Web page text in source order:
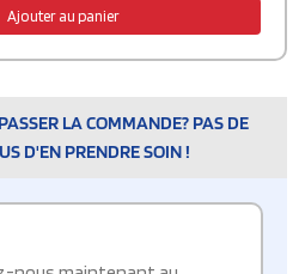
Ajouter au panier
LA COMMANDE? PAS DE
D'EN PRENDRE SOIN !